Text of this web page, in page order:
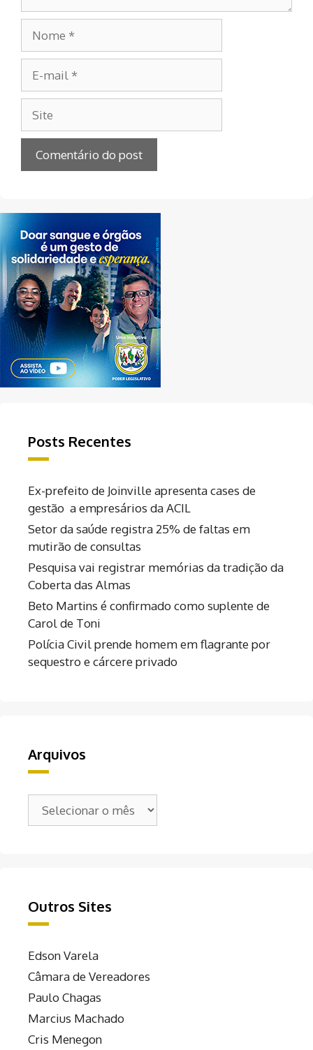
mail
Posts Recentes
Ex-prefeito de Joinville apresenta cases de
gestão a empresários da ACIL
Setor da saúde registra 25% de faltas em
mutirão de consultas
Pesquisa vai registrar memórias da tradição da
Coberta das Almas
Beto Martins é confirmado como suplente de
Carol de Toni
Polícia Civil prende homem em flagrante por
sequestro e cárcere privado
Arquivos
Outros Sites
Edson Varela
Câmara de Vereadores
Paulo Chagas
Marcius Machado
Cris Menegon